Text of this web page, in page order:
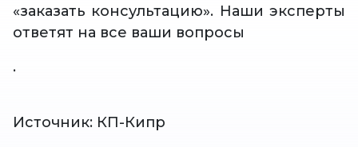
«заказать консультацию». Наши эксперты
ответят на все ваши вопросы
.
Источник: КП-Кипр